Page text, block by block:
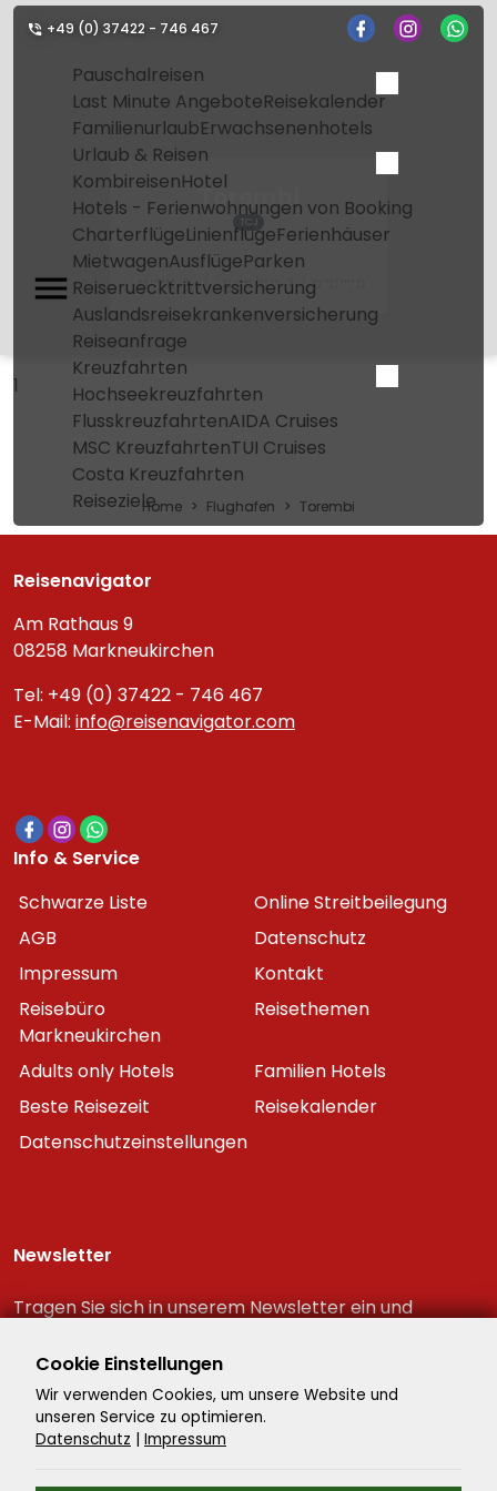
+49 (0) 37422 - 746 467
Pauschalreisen
Last Minute AngeboteReisekalender
FamilienurlaubErwachsenenhotels
Urlaub & Reisen
KombireisenHotel
Hotels - Ferienwohnungen von Booking
CharterflügeLinienflügeFerienhäuser
MietwagenAusflügeParken
Reiseruecktrittversicherung
Auslandsreisekrankenversicherung
Reiseanfrage
Kreuzfahrten
Hochseekreuzfahrten
FlusskreuzfahrtenAIDA Cruises
MSC KreuzfahrtenTUI Cruises
Costa Kreuzfahrten
Reiseziele
Torembi
TCJ
Home Flughafen Torembi
1
Home Flughafen Torembi
Reisenavigator
Am Rathaus 9
08258 Markneukirchen
Tel: +49 (0) 37422 - 746 467
E-Mail: info@reisenavigator.com
Info & Service
Schwarze Liste
Online Streitbeilegung
AGB
Datenschutz
Impressum
Kontakt
Reisebüro
Markneukirchen
Reisethemen
Adults only Hotels
Familien Hotels
Beste Reisezeit
Reisekalender
Datenschutzeinstellungen
Newsletter
Tragen Sie sich in unserem Newsletter ein und
Reiseschnäppchen!
Cookie Einstellungen
Wir verwenden Cookies, um unsere Website und
unseren Service zu optimieren.
Datenschutz | Impressum